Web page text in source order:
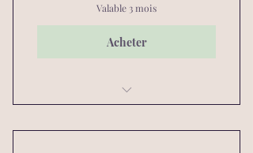
Valable 3 mois
Acheter